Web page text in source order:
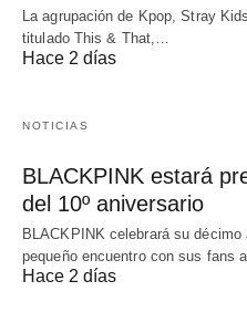
La agrupación de Kpop, Stray
titulado This & That,…
Hace 2 días
NOTICIAS
BLACKPINK estará
del 10º aniversario
BLACKPINK celebrará su
pequeño encuentro con sus fans
Hace 2 días